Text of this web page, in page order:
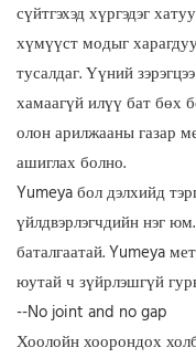
сүйтгэхэд хүргэдэг
хүмүүст модыг
тусалдаг. Үүний
хамаагүй илүү бат бөх
олон арилжааны газар
ашиглах болно.
Yumeya бол дэлхийд
үйлдвэрлэгчдийн нэг
баталгаатай. Yumeya
юутай ч зүйрлэшгүй
--No joint and no gap
Хоолойн хоорондох